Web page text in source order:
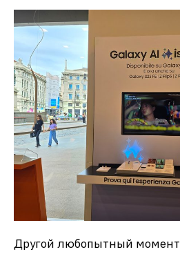
Другой любопытный